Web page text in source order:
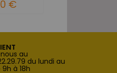
€
au
du lundi au
à 18h